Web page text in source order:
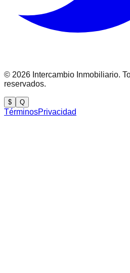
© 2026 Intercambio Inmobiliario.
reservados.
$ Q
TérminosPrivacidad